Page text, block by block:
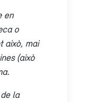
en
o
això, mai
(això
la